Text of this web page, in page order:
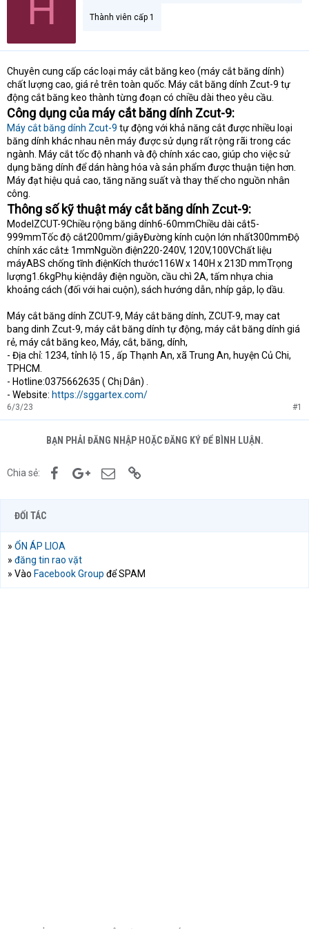
H Thành viên cấp 1
Chuyên cung cấp các loại máy cắt băng keo (máy cắt băng dính)
chất lượng cao, giá rẻ trên toàn quốc. Máy cắt băng dính Zcut-9 tự
động cắt băng keo thành từng đoạn có chiều dài theo yêu cầu.
Công dụng của máy cắt băng dính Zcut-9:
Máy cắt băng dính Zcut-9 tự động với khả năng cắt được nhiều loại
băng dính khác nhau nên máy được sử dụng rất rộng rãi trong các
ngành. Máy cắt tốc độ nhanh và độ chính xác cao, giúp cho việc sử
dụng băng dính để dán hàng hóa và sản phẩm được thuận tiện hơn.
Máy đạt hiệu quả cao, tăng năng suất và thay thế cho nguồn nhân
công.
Thông số kỹ thuật máy cắt băng dính Zcut-9:
ModelZCUT-9Chiều rộng băng dính6-60mmChiều dài cắt5-
999mmTốc độ cắt200mm/giâyĐường kính cuộn lớn nhất300mmĐộ
chính xác cắt± 1mmNguồn điện220-240V, 120V,100VChất liệu
máyABS chống tĩnh điệnKích thước116W x 140H x 213D mmTrọng
lượng1.6kgPhụ kiệndây điện nguồn, cầu chì 2A, tấm nhựa chia
khoảng cách (đối với hai cuộn), sách hướng dẫn, nhíp gắp, lọ dầu.
Máy cắt băng dính ZCUT-9, Máy cắt băng dính, ZCUT-9, may cat
bang dinh Zcut-9, máy cắt băng dính tự động, máy cắt băng dính giá
rẻ, máy cắt băng keo, Máy, cắt, băng, dính,
- Địa chỉ: 1234, tỉnh lộ 15 , ấp Thạnh An, xã Trung An, huyện Củ Chi,
TPHCM.
- Hotline:0375662635 ( Chị Dân) .
- Website: https://sggartex.com/
6/3/23 #1
BẠN PHẢI ĐĂNG NHẬP HOẶC ĐĂNG KÝ ĐỂ BÌNH LUẬN.
Chia sẻ: FacebookGoogle+Email
ĐỐI TÁC
» ỔN ÁP LIOA
» đăng tin rao vặt
» Vào Facebook Group để SPAM